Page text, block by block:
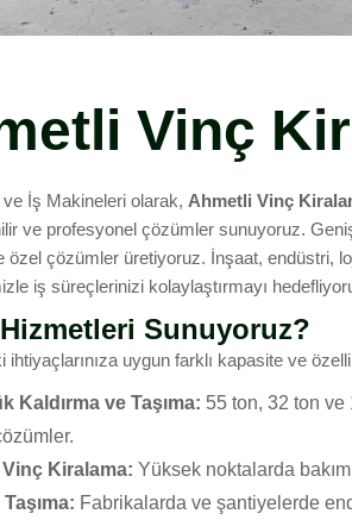
Vinç
İş Makineleri olarak, Ahmetli Vinç
ve profesyonel çözümler sunuyoruz.
özel çözümler üretiyoruz. İnşaat, endüstri,
iş süreçlerinizi kolaylaştırmayı
Sunuyoruz?
ihtiyaçlarınıza uygun farklı kapasite ve
Kaldırma ve Taşıma: 55 ton, 32 ton
Kiralama: Yüksek noktalarda
Fabrikalarda ve şantiyelerde